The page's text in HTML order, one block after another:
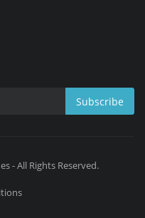
Subscribe
- All Rights Reserved.